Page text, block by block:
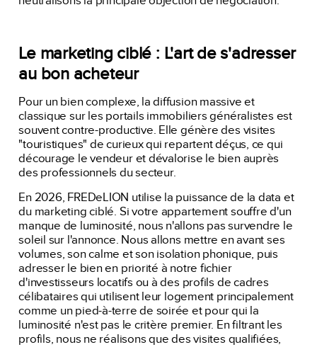
Le marketing ciblé : L'art de s'adresser
au bon acheteur
Pour un bien complexe, la diffusion massive et
classique sur les portails immobiliers généralistes est
souvent contre-productive. Elle génère des visites
"touristiques" de curieux qui repartent déçus, ce qui
décourage le vendeur et dévalorise le bien auprès
des professionnels du secteur.
En 2026, FREDeLION utilise la puissance de la data et
du marketing ciblé. Si votre appartement souffre d'un
manque de luminosité, nous n'allons pas survendre le
soleil sur l'annonce. Nous allons mettre en avant ses
volumes, son calme et son isolation phonique, puis
adresser le bien en priorité à notre fichier
d'investisseurs locatifs ou à des profils de cadres
célibataires qui utilisent leur logement principalement
comme un pied-à-terre de soirée et pour qui la
luminosité n'est pas le critère premier. En filtrant les
profils, nous ne réalisons que des visites qualifiées,